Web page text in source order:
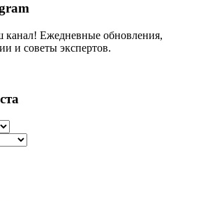
Ежедневные обновления,
и советы экспертов.